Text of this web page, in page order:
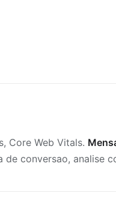
Core Web Vitals.
de conversao, analise